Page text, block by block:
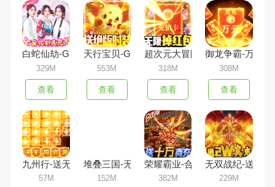
白蛇仙劫-GM无限刷充
329M
查看
天行宝贝-GM真充无限抽
553M
查看
超次元大冒险-GM无门槛真充
318M
查看
御龙争霸-万充毒
308M
查看
九州行-送无限资源
57M
堆叠三国-无限抽真充
152M
荣耀霸业-合击吃鸡版
382M
无双战纪-送2w
229M